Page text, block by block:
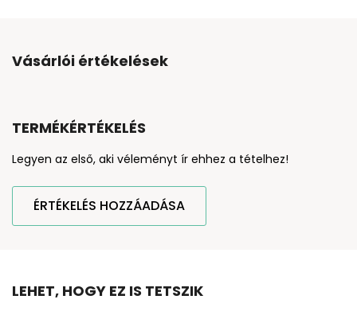
Vásárlói értékelések
TERMÉKÉRTÉKELÉS
Legyen az első, aki véleményt ír ehhez a tételhez!
ÉRTÉKELÉS HOZZÁADÁSA
LEHET, HOGY EZ IS TETSZIK